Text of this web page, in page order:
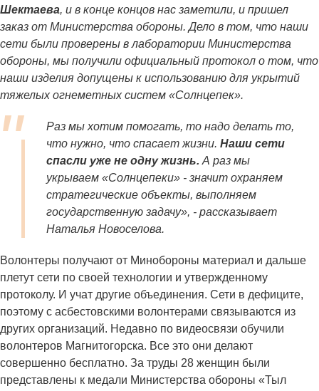
Шектаева, и в конце концов нас заметили, и пришел
заказ от Министерства обороны. Дело в том, что наши
сети были проверены в лаборатории Министерства
обороны, мы получили официальный протокол о том, что
наши изделия допущены к использованию для укрытий
тяжелых огнеметных систем «Солнцепек».
Раз мы хотим помогать, то надо делать то,
что нужно, что спасает жизни. Наши сети
спасли уже не одну жизнь. А раз мы
укрываем «Солнцепеки» - значит охраняем
стратегические объекты, выполняем
государственную задачу», - рассказывает
Наталья Новоселова.
Волонтеры получают от Минобороны материал и дальше
плетут сети по своей технологии и утвержденному
протоколу. И учат другие объединения. Сети в дефиците,
поэтому с асбестовскими волонтерами связываются из
других организаций. Недавно по видеосвязи обучили
волонтеров Магнитогорска. Все это они делают
совершенно бесплатно. За труды 28 женщин были
представлены к медали Министерства обороны «Тыл